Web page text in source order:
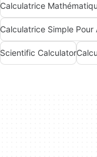
Calculatrice
Calculatrice Simple Pour
Scientific Calculator